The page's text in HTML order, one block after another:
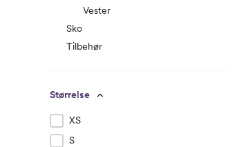
Vester
Sko
Tilbehør
Størrelse
XS
S